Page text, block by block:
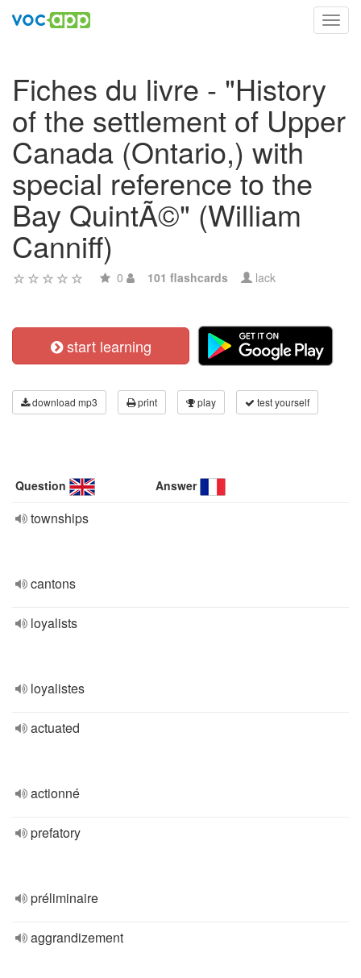
Fiches du livre - "History
of the settlement of Upper
Canada (Ontario,) with
special reference to the
Bay QuintÃ©" (William
Canniff)
0 101 flashcards lack
start learning
download mp3 print play test yourself
Question Answer
townships
cantons
loyalists
loyalistes
actuated
actionné
prefatory
préliminaire
aggrandizement